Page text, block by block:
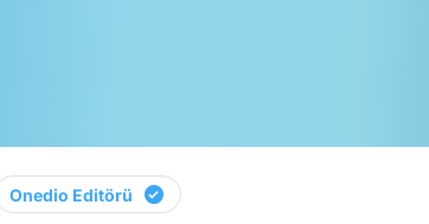
Onedio Editörü